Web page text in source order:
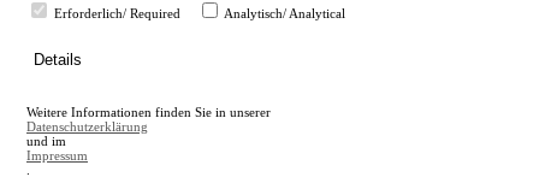
en
A
A
Erforderlich/ Required
Analytisch/ Analytical
Details
Weitere Informationen finden Sie in unserer
Datenschutzerklärung
und im
Impressum